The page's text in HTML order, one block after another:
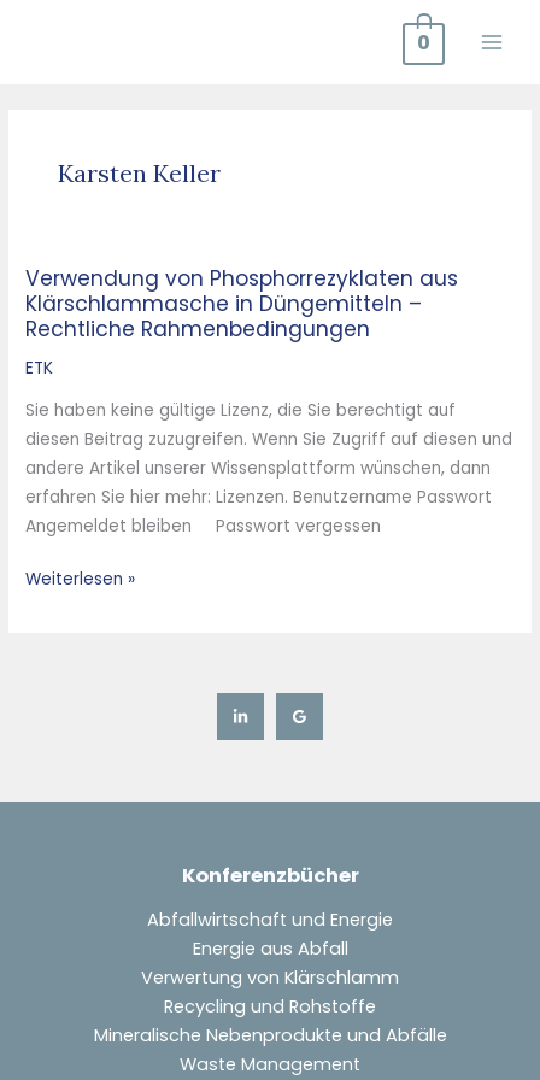
0
Karsten Keller
Verwendung von Phosphorrezyklaten aus
Klärschlammasche in Düngemitteln –
Rechtliche Rahmenbedingungen
ETK
Sie haben keine gültige Lizenz, die Sie berechtigt auf
diesen Beitrag zuzugreifen. Wenn Sie Zugriff auf diesen und
andere Artikel unserer Wissensplattform wünschen, dann
erfahren Sie hier mehr: Lizenzen. Benutzername Passwort
Angemeldet bleiben Passwort vergessen
Verwendung
von
Phosphorrezyklaten
aus
in
Düngemitteln
–
Rechtliche
Rahmenbedingungen
Weiterlesen »
Konferenzbücher
Abfallwirtschaft und Energie
Energie aus Abfall
Verwertung von Klärschlamm
Recycling und Rohstoffe
Mineralische Nebenprodukte und Abfälle
Waste Management